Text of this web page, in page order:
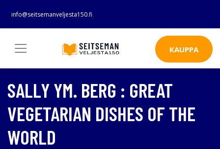
info@seitsemanveljesta150.fi
KAUPPA
SALLY YM. BERG : GREAT
VEGETARIAN DISHES OF THE
WORLD